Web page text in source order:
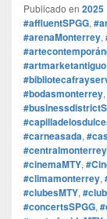
Publicado en 2025
#affluentSPGG,
#arenaMonterrey,
#artmarketantiguo
#bodasmonterrey,
#carneasada,
#centralmonterrey
#cinemaMTY,
#climamonterrey,
#clubesMTY,
#concertsSPGG,